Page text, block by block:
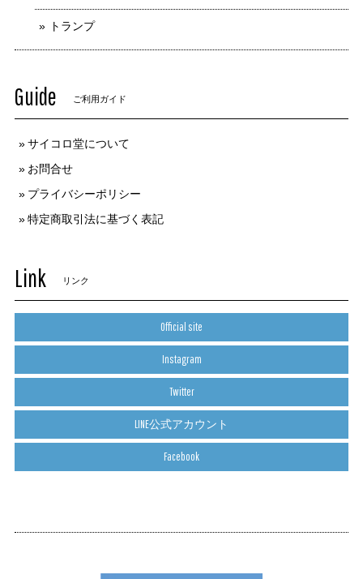
トランプ
Guide ご利用ガイド
サイコロ堂について
お問合せ
プライバシーポリシー
特定商取引法に基づく表記
Link リンク
Official site
Instagram
Twitter
LINE公式アカウント
Facebook